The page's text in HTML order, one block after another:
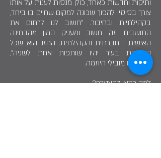
ותיקות וחדשות כאחד, כולן מנסות לענות על אותו
צורך בסיסי: להפוך שכונה למקום שחיים בו ביחד,
בקהילתיות ובחיבור. "חשוב לנו לרתום את
התושבים. זה חשוב ומעניק המון מהבחינה
האישית, החברתית והקהילתית. החזון הוא שכל
השכונות בעיר יהיו שותפות אחת לשניה",
מסכמים מובילי היוזמה.
למה כדאי להצטרף?